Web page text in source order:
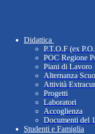
Didattica
P.T.O.F (ex
POC Regione
Piani di Lavoro
Alternanza
Attività
Progetti
Laboratori
Accoglienza
Documenti del
Studenti e Famiglia